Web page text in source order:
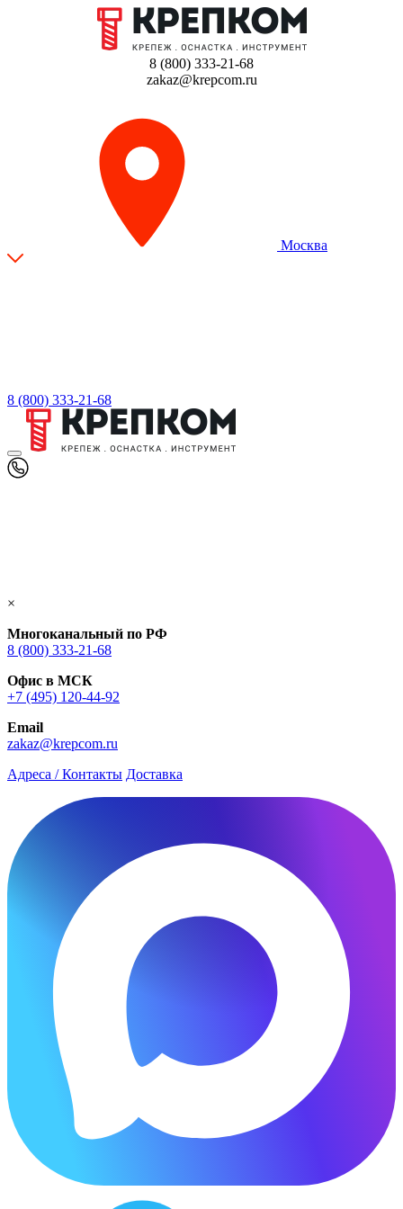
8 (800) 333-21-68
zakaz@krepcom.ru
Москва
8 (800) 333-21-68
×
Многоканальный по РФ
8 (800) 333‑21-68
Офис в МСК
+7 (495) 120-44-92
Email
zakaz@krepcom.ru
Адреса / Контакты Доставка